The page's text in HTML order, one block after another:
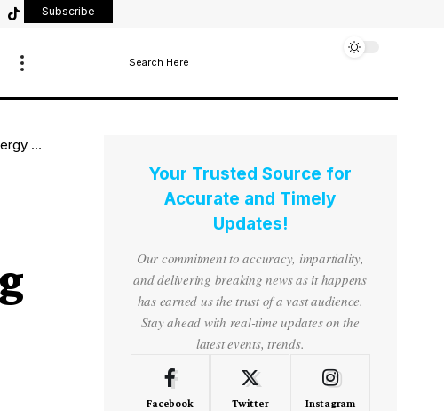
Subscribe
Search Here
Sanksi
Your Trusted Source for
Accurate and Timely
Updates!
Our commitment to accuracy, impartiality,
and delivering breaking news as it happens
has earned us the trust of a vast audience.
Stay ahead with real-time updates on the
latest events, trends.
Facebook Twitter Instagram